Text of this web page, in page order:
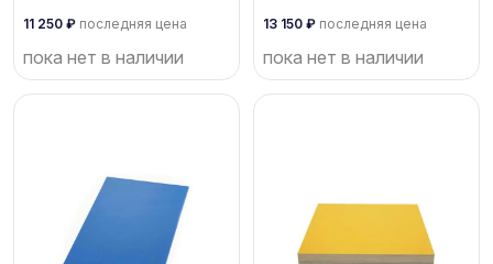
1/1
11 250 ₽ последняя цена
пока нет в наличии
1/1
13 150 ₽ последняя цена
пока нет в наличии